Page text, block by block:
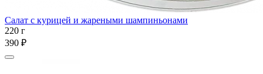
Салат с курицей и жареными шампиньонами
220 г
390 ₽